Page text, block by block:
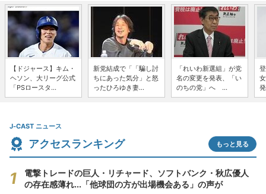
【ドジャース】キム・
ヘソン、大リーグ公式
「PSロースタ...
新党結成で「「騙し討
ちにあった気分」と怒
ったひろゆき妻...
「れいわ新選組」が党
名の変更を発表、「い
のちの党」へ ...
J-CAST ニュース
アクセスランキング もっと見る
電撃トレードの巨人・リチャード、ソフトバンク・秋広優人
の存在感薄れ...「他球団の方が出場機会ある」の声が